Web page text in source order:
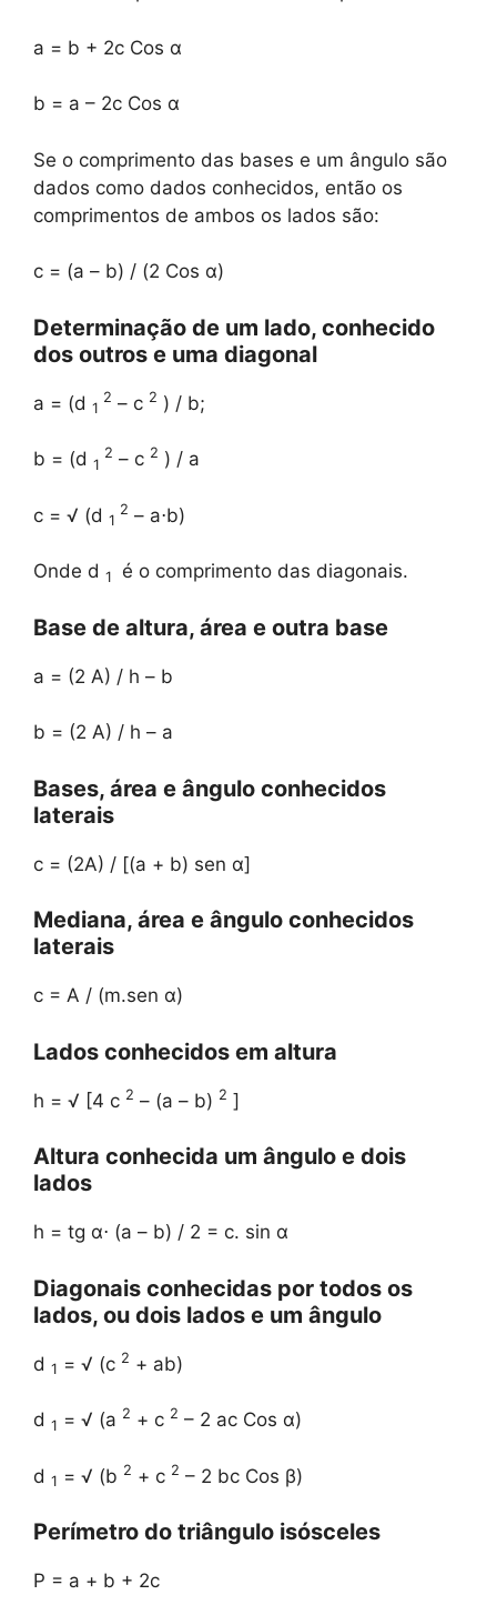
a = b + 2c Cos α
b = a – 2c Cos α
Se o comprimento das bases e um ângulo são
dados como dados conhecidos, então os
comprimentos de ambos os lados são:
c = (a – b) / (2 Cos α)
Determinação de um lado, conhecido
dos outros e uma diagonal
a = (d 1
2 – c 2 ) / b;
b = (d 1
2 – c 2 ) / a
c = √ (d 1
2 – a⋅b)
Onde d 1 é o comprimento das diagonais.
Base de altura, área e outra base
a = (2 A) / h – b
b = (2 A) / h – a
Bases, área e ângulo conhecidos
laterais
c = (2A) / [(a + b) sen α]
Mediana, área e ângulo conhecidos
laterais
c = A / (m.sen α)
Lados conhecidos em altura
h = √ [4 c 2 – (a – b) 2 ]
Altura conhecida um ângulo e dois
lados
h = tg α⋅ (a – b) / 2 = c. sin α
Diagonais conhecidas por todos os
lados, ou dois lados e um ângulo
d 1 = √ (c 2 + ab)
d 1 = √ (a 2 + c 2 – 2 ac Cos α)
d 1 = √ (b 2 + c 2 – 2 bc Cos β)
Perímetro do triângulo isósceles
P = a + b + 2c